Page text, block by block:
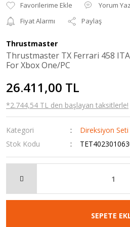
Yorum Yaz
Fiyat Alarmı
Paylaş
Thrustmaster
Thrustmaster TX Ferrari 458
For Xbox One/PC
26.411,00 TL
*2.744,54 TL den başlayan taksitlerle!
Kategori
Direksiyon Seti
Stok Kodu
SEPETE